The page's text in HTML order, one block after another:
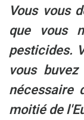
Vous vous
que vous
pesticides.
vous
nécessaire
moitié de